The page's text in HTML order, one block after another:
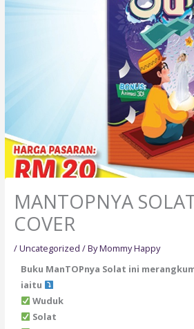
MANTOPNYA
COVER
/Uncategorized / ByMommy Happy
Buku ManTOPnya Solat ini
iaitu
Wuduk
Solat